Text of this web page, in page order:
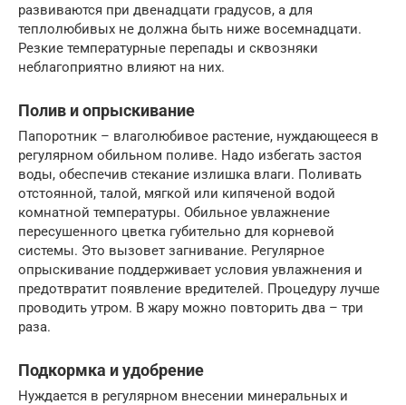
развиваются при двенадцати градусов, а для
теплолюбивых не должна быть ниже восемнадцати.
Резкие температурные перепады и сквозняки
неблагоприятно влияют на них.
Полив и опрыскивание
Папоротник – влаголюбивое растение, нуждающееся в
регулярном обильном поливе. Надо избегать застоя
воды, обеспечив стекание излишка влаги. Поливать
отстоянной, талой, мягкой или кипяченой водой
комнатной температуры. Обильное увлажнение
пересушенного цветка губительно для корневой
системы. Это вызовет загнивание. Регулярное
опрыскивание поддерживает условия увлажнения и
предотвратит появление вредителей. Процедуру лучше
проводить утром. В жару можно повторить два – три
раза.
Подкормка и удобрение
Нуждается в регулярном внесении минеральных и